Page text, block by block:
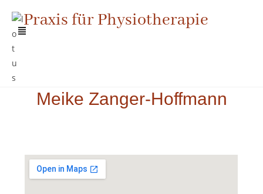
Praxis für Physiotherapie
Meike Zanger-Hoffmann